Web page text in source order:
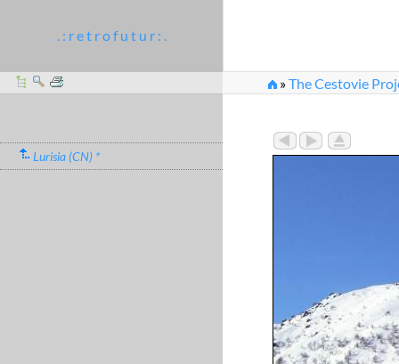
. : r e t r o f u t u r : .
»The Cestovie
Lurisia (CN) *